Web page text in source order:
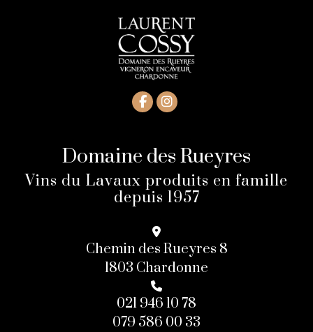
Domaine des Rueyres
Vins du Lavaux produits en famille
depuis 1957
Chemin des Rueyres 8
1803 Chardonne
021 946 10 78
079 586 00 33